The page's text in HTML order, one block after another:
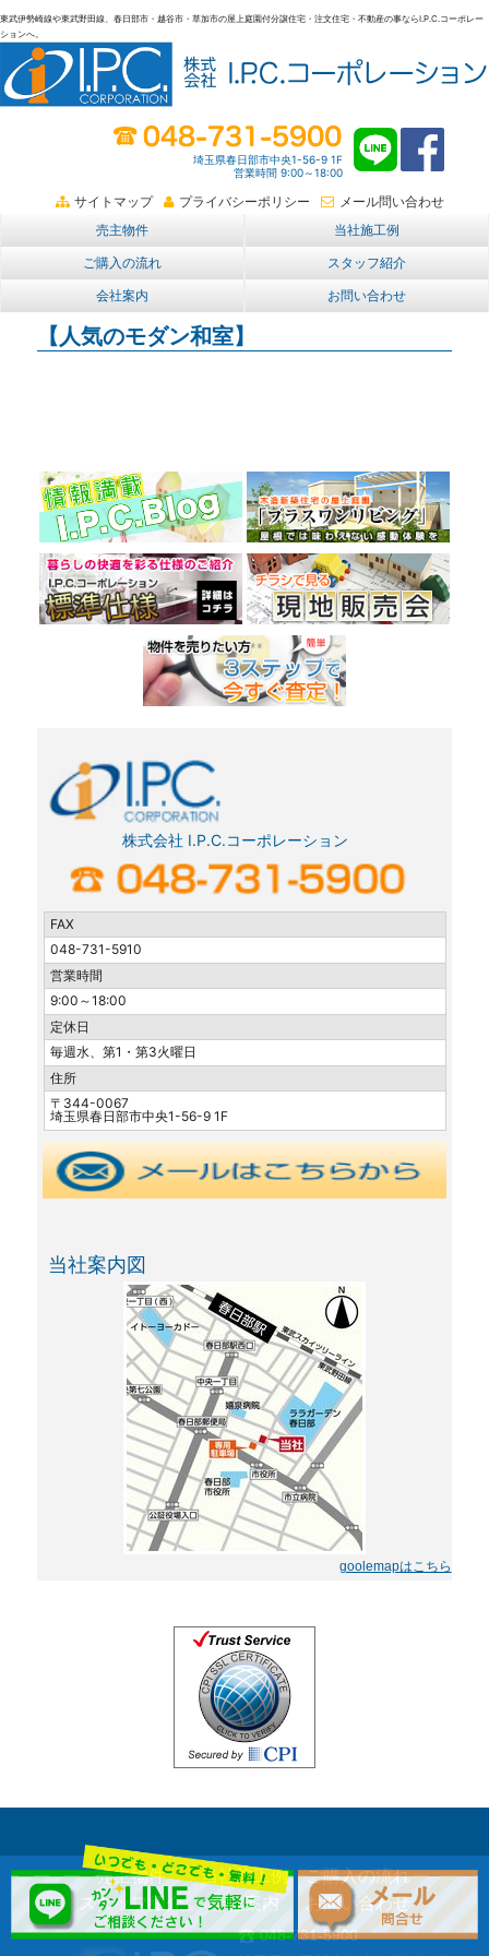
東武伊勢崎線や東武野田線、春日部市・越谷市・草加市の屋上庭園付分譲住宅・注文住宅・不動産の事ならI.P.C.コーポレー
ションへ。
春日部・越谷・草加の不動産。I.P.C.コーポレーション。屋上庭園も
埼玉県春日部市中央1-56-9 1F
営業時間 9:00～18:00
サイトマップ プライバシーポリシー
メール問い合わせ
売主物件
当社施工例
ご購入の流れ スタッフ紹介
会社案内 お問い合わせ
【人気のモダン和室】
株式会社 I.P.C.コーポレーション
FAX
048-731-5910
営業時間
9:00～18:00
定休日
毎週水、第1・第3火曜日
住所
〒344-0067
埼玉県春日部市中央1-56-9 1F
当社案内図
goolemapはこちら
売主物件 当社施工例
ご購入の流れ
スタッフ紹介
会社案内 お問い合わせ
048-731-5900